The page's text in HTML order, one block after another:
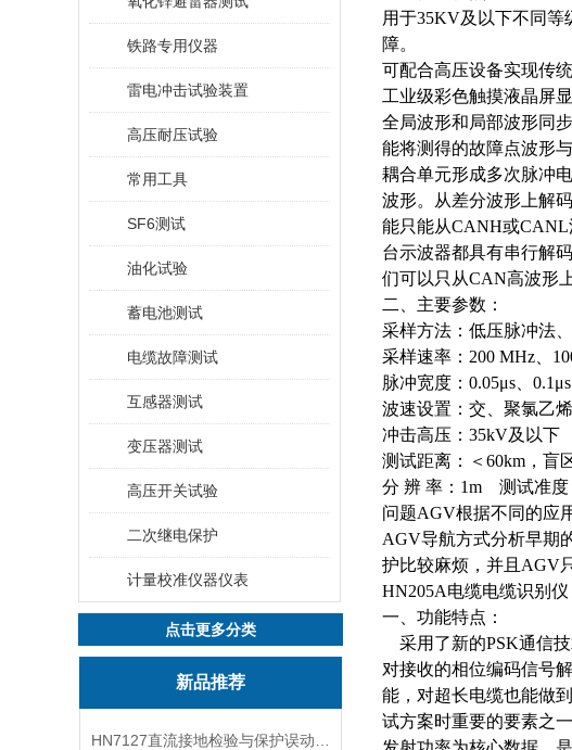
铁路专用仪器
雷电冲击试验装置
高压耐压试验
常用工具
SF6测试
油化试验
蓄电池测试
电缆故障测试
互感器测试
变压器测试
高压开关试验
二次继电保护
计量校准仪器仪表
点击更多分类
新品推荐
用于35KV及以下不同等
障。
可配合高压设备实现传
工业级彩色触摸液晶屏
全局波形和局部波形同
能将测得的故障点波形
耦合单元形成多次脉冲
波形。从差分波形上解
能只能从CANH或CANL
台示波器都具有串行解
们可以只从CAN高波形
二、主要参数：
采样方法：低压脉冲法
采样速率： 200 MHz
脉冲宽度： 0.05μs 0.1 μs
波速设置：交、聚氯乙
冲击高压： 35kV及以下
测试距离：＜ 60km ，盲
分 辨 率： 1m 测试准度
问题AGV根据不同的应
AGV导航方式分析早期
护比较麻烦，并且AGV
HN205A电缆电缆识别仪
一、功能特点：
采用了新的PSK通信
对接收的相位编码信号
能，对超长电缆也能做
试方案时重要的要素之